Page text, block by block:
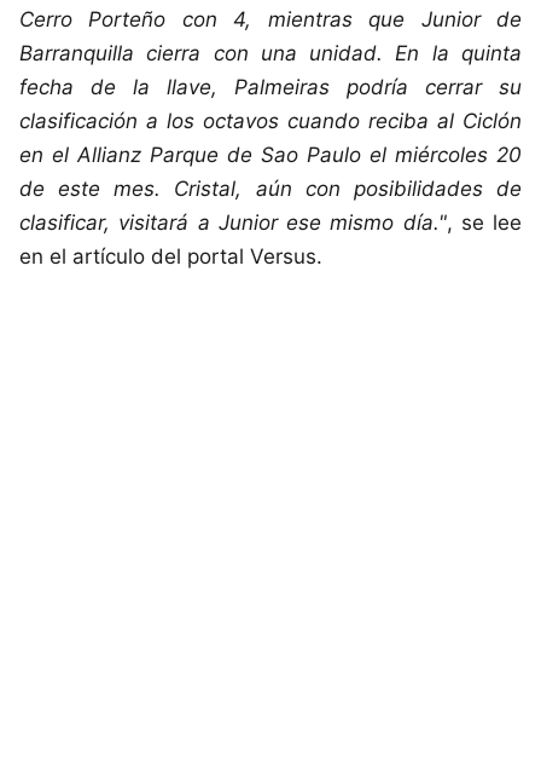
Cerro Porteño con 4, mientras que Junior de
Barranquilla cierra con una unidad. En la quinta
fecha de la llave, Palmeiras podría cerrar su
clasificación a los octavos cuando reciba al Ciclón
en el Allianz Parque de Sao Paulo el miércoles 20
de este mes. Cristal, aún con posibilidades de
clasificar, visitará a Junior ese mismo día.", se lee
en el artículo del portal Versus.